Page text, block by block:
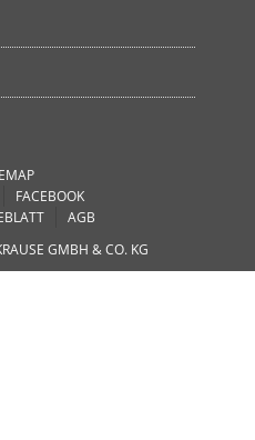
FACEBOOK
AGB
GMBH & CO. KG